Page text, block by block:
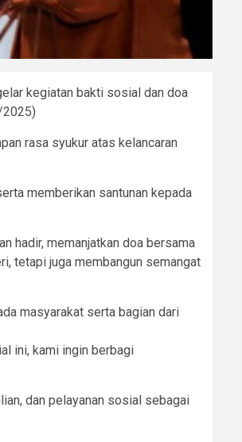
kegiatan bakti sosial dan doa
2025)
rasa syukur atas kelancaran
memberikan santunan kepada
hadir, memanjatkan doa bersama
tetapi juga membangun semangat
masyarakat serta bagian dari
ini, kami ingin berbagi
dan pelayanan sosial sebagai